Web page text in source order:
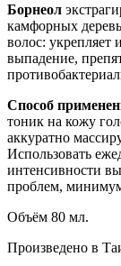
Борнеол
камфорных
волос: укрепляет
выпадение,
Способ
тоник на кожу
аккуратно
Использовать
интенсивности
проблем,
Объём 80 мл.
Произведено в